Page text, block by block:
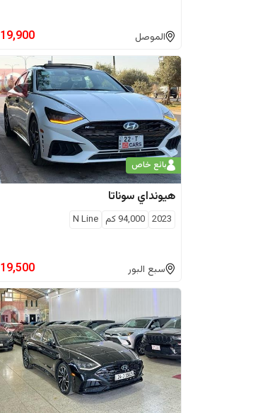
الموصل 19,900
بائع خاص
هيونداي سوناتا
2023
94,000 كم N Line
سبع البور 19,500